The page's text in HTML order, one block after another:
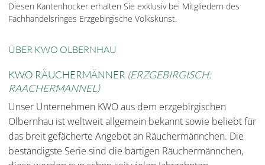
Diesen Kantenhocker erhalten Sie exklusiv bei Mitgliedern des
Fachhandelsringes Erzgebirgische Volkskunst.
ÜBER KWO OLBERNHAU
KWO RÄUCHERMÄNNER (ERZGEBIRGISCH:
RAACHERMANNEL)
Unser Unternehmen KWO aus dem erzgebirgischen
Olbernhau ist weltweit allgemein bekannt sowie beliebt für
das breit gefächerte Angebot an Räuchermännchen. Die
beständigste Serie sind die bärtigen Räuchermännchen,